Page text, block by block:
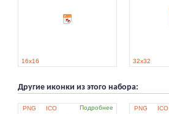
16x16 32x32
Другие иконки из этого набора:
PNG ICO Подробнее PNG ICO